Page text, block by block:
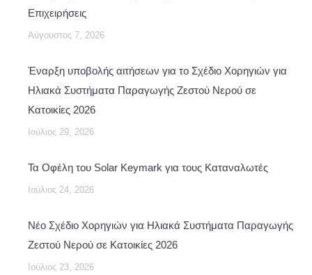
Επιχειρήσεις
Αύγουστος 7, 2026
Έναρξη υποβολής αιτήσεων για το Σχέδιο Χορηγιών για
Ηλιακά Συστήματα Παραγωγής Ζεστού Νερού σε
Κατοικίες 2026
Ιούλιος 29, 2026
Τα Οφέλη του Solar Keymark για τους Καταναλωτές
Ιούλιος 24, 2026
Νέο Σχέδιο Χορηγιών για Ηλιακά Συστήματα Παραγωγής
Ζεστού Νερού σε Κατοικίες 2026
Ιούλιος 23, 2026